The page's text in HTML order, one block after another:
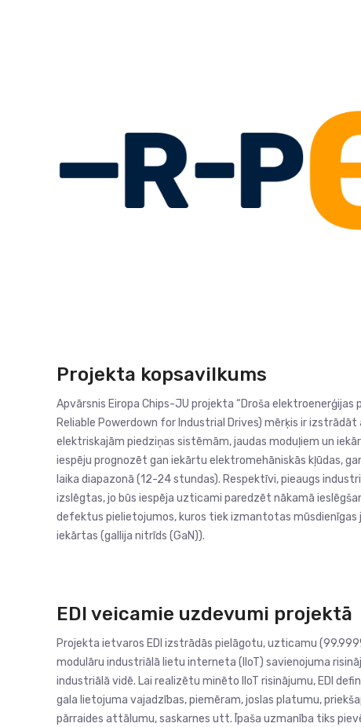
Projekta kopsavilkums
Apvārsnis Eiropa Chips-JU projekta “Droša
Reliable Powerdown for Industrial Drives) mērķis ir
elektriskajām piedziņas sistēmām, jaudas moduļiem un
iespēju prognozēt gan iekārtu elektromehāniskās kļūdas,
laika diapazonā (12-24 stundas). Respektīvi, pieaugs
izslēgtas, jo būs iespēja uzticami paredzēt nākamā
defektus pielietojumos, kuros tiek izmantotas mūsdienīgas
iekārtas (gallija nitrīds (GaN)).
EDI veicamie uzdevumi projektā
Projekta ietvaros EDI izstrādās pielāgotu, uzticamu
modulāru industriālā lietu interneta (IIoT) savienojuma
industriālā vidē. Lai realizētu minēto IIoT risinājumu, EDI
gala lietojuma vajadzības, piemēram, joslas platumu,
pārraides attālumu, saskarnes utt. Īpaša uzmanība tiks